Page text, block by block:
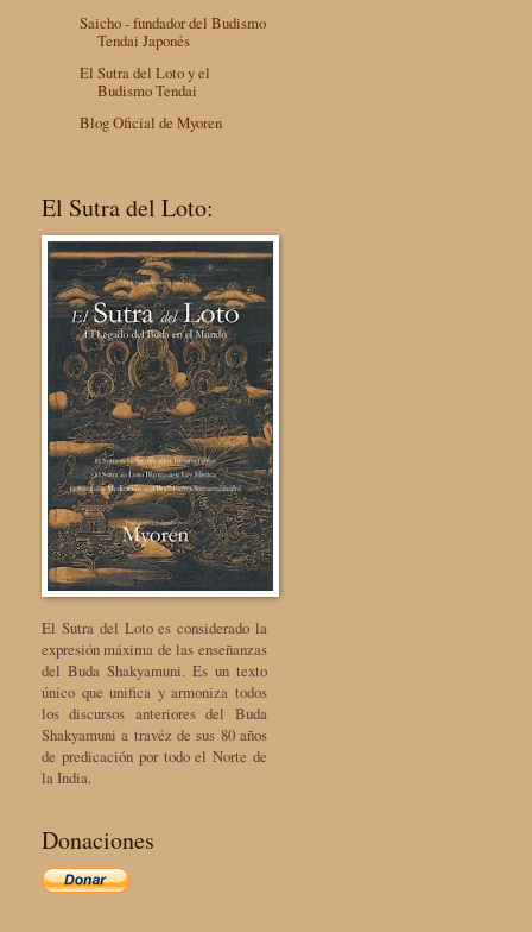
Saicho - fundador del Budismo
Tendai Japonés
El Sutra del Loto y el
Budismo Tendai
Blog Oficial de Myoren
El Sutra del Loto:
El Sutra del Loto es considerado la
expresión máxima de las enseñanzas
del Buda Shakyamuni. Es un texto
único que unifica y armoniza todos
los discursos anteriores del Buda
Shakyamuni a travéz de sus 80 años
de predicación por todo el Norte de
la India.
Donaciones